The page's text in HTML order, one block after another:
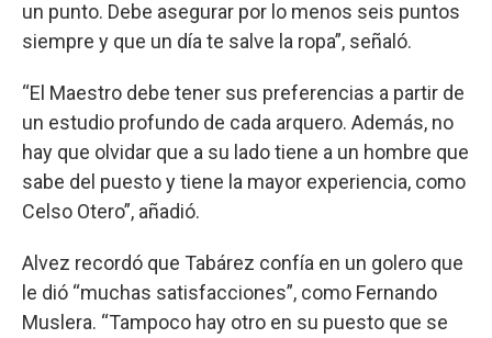
un punto. Debe asegurar por lo menos seis puntos
siempre y que un día te salve la ropa”, señaló.
“El Maestro debe tener sus preferencias a partir de
un estudio profundo de cada arquero. Además, no
hay que olvidar que a su lado tiene a un hombre que
sabe del puesto y tiene la mayor experiencia, como
Celso Otero”, añadió.
Alvez recordó que Tabárez confía en un golero que
le dió “muchas satisfacciones”, como Fernando
Muslera. “Tampoco hay otro en su puesto que se